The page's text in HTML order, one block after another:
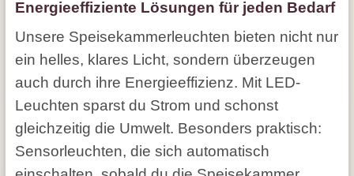
Energieeffiziente Lösungen für jeden Bedarf
Unsere Speisekammerleuchten bieten nicht nur
ein helles, klares Licht, sondern überzeugen
auch durch ihre Energieeffizienz. Mit LED-
Leuchten sparst du Strom und schonst
gleichzeitig die Umwelt. Besonders praktisch:
Sensorleuchten, die sich automatisch